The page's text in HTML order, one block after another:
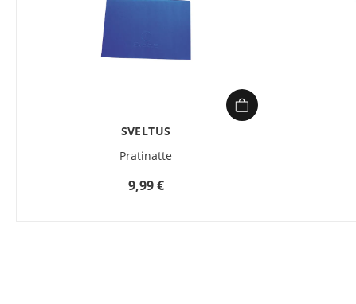
SVELTUS
Pratinatte
9,99 €